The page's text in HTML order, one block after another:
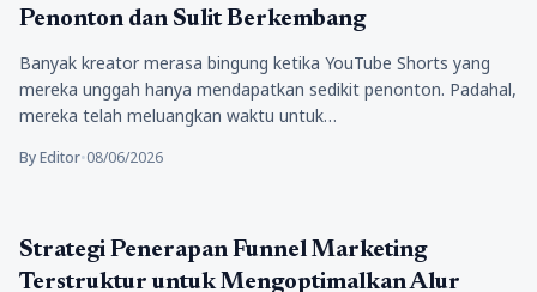
Penonton dan Sulit Berkembang
Banyak kreator merasa bingung ketika YouTube Shorts yang
mereka unggah hanya mendapatkan sedikit penonton. Padahal,
mereka telah meluangkan waktu untuk…
By Editor•08/06/2026
Bisnis
Strategi Penerapan Funnel Marketing
Terstruktur untuk Mengoptimalkan Alur